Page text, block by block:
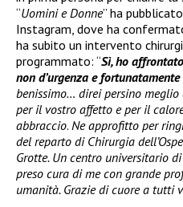
“Uomini e Donne” ha
Instagram, dove ha
ha subito un intervento
programmato: “Sì, ho
non d’urgenza e
benissimo… direi persino
per il vostro affetto e per il
abbraccio. Ne approfitto per
del reparto di Chirurgia
Grotte. Un centro universitario
preso cura di me con grande
umanità. Grazie di cuore a tutti